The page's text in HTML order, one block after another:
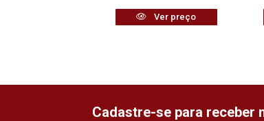
Ver preço
Cadastre-se para receber